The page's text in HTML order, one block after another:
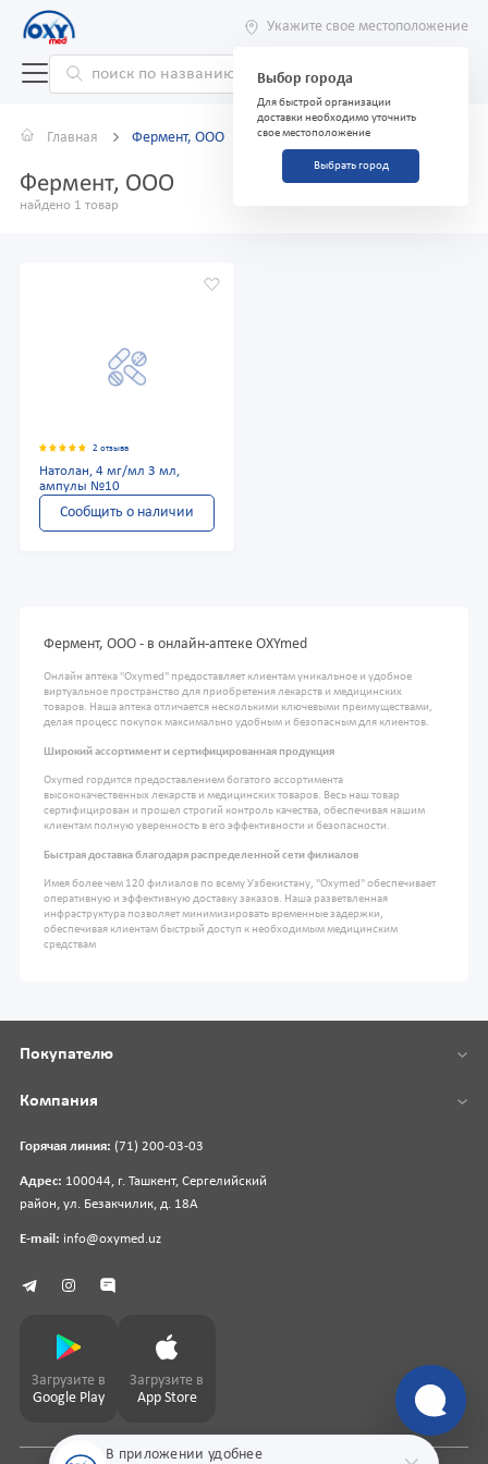
Укажите свое местоположение
Выбор города
Для быстрой организации
доставки необходимо уточнить
свое местоположение
Выбрать город
Главная Фермент, ООО
Фермент, ООО
найдено 1 товар
2 отзыва
Натолан, 4 мг/мл 3 мл,
ампулы №10
Сообщить о наличии
Фермент, ООО - в онлайн-аптеке OXYmed
Онлайн аптека "Oxymed" предоставляет клиентам уникальное и удобное
виртуальное пространство для приобретения лекарств и медицинских
товаров. Наша аптека отличается несколькими ключевыми преимуществами,
делая процесс покупок максимально удобным и безопасным для клиентов.
Широкий ассортимент и сертифицированная продукция
Oxymed гордится предоставлением богатого ассортимента
высококачественных лекарств и медицинских товаров. Весь наш товар
сертифицирован и прошел строгий контроль качества, обеспечивая нашим
клиентам полную уверенность в его эффективности и безопасности.
Быстрая доставка благодаря распределенной сети филиалов
Имея более чем 120 филиалов по всему Узбекистану, "Oxymed" обеспечивает
оперативную и эффективную доставку заказов. Наша разветвленная
инфраструктура позволяет минимизировать временные задержки,
обеспечивая клиентам быстрый доступ к необходимым медицинским
средствам
В приложении удобнее
Горячая линия: (71) 200-03-03
Адрес: 100044, г. Ташкент, Сергелийский
район, ул. Безакчилик, д. 18А
E-mail: info@oxymed.uz
Покупателю
Компания
Загрузите в
Google Play
Загрузите в
App Store